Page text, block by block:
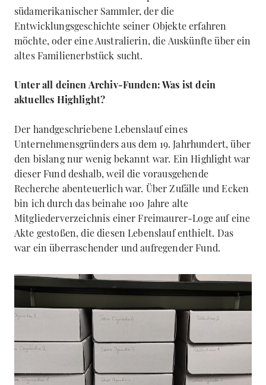
südamerikanischer Sammler, der die
Entwicklungsgeschichte seiner Objekte erfahren
möchte, oder eine Australierin, die Auskünfte über ein
altes Familienerbstück sucht.
Unter all deinen Archiv-Funden: Was ist dein
aktuelles Highlight?
Der handgeschriebene Lebenslauf eines
Unternehmensgründers aus dem 19. Jahrhundert, über
den bislang nur wenig bekannt war. Ein Highlight war
dieser Fund deshalb, weil die vorausgehende
Recherche abenteuerlich war. Über Zufälle und Ecken
bin ich durch das beinahe 100 Jahre alte
Mitgliederverzeichnis einer Freimaurer-Loge auf eine
Akte gestoßen, die diesen Lebenslauf enthielt. Das
war ein überraschender und aufregender Fund.